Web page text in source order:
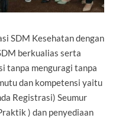
SDM Kesehatan dengan
berkualias serta
tanpa menguragi tanpa
dan kompetensi yaitu
Registrasi) Seumur
) dan penyediaan